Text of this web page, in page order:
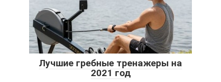
Лучшие гребные тренажеры на
2021 год